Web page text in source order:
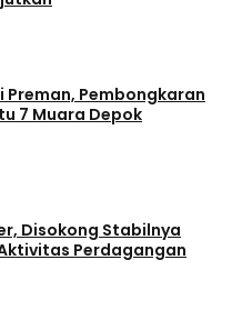
Preman, Pembongkaran
7 Muara Depok
Disokong Stabilnya
Perdagangan